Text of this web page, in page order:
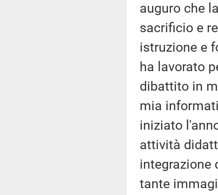
auguro che
sacrificio e
istruzione e
ha lavorato
dibattito in
mia
iniziato
attività
integrazione
tante